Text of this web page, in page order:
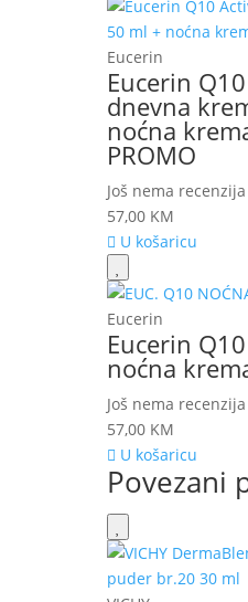
Eucerin
Eucerin
dnevna
noćna
PROMO
Još nema recenzija
57,00 KM
U košaricu
Eucerin
Eucerin
noćna
Još nema recenzija
57,00 KM
U košaricu
Povezani